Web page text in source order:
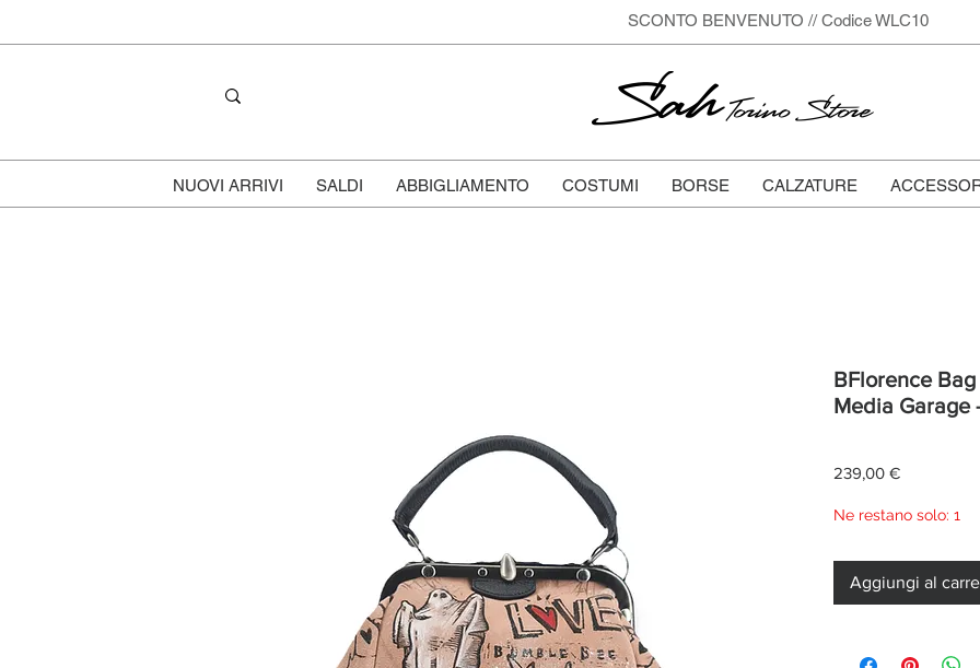
SCONTO BENVENUTO // Codice WLC10
SahTorino Store
NUOVI ARRIVI SALDI ABBIGLIAMENTO COSTUMI BORSE CALZATURE
BFlorence
Media Garage
239,00 €Prezzo
Ne restano solo: 1
Aggiungi al